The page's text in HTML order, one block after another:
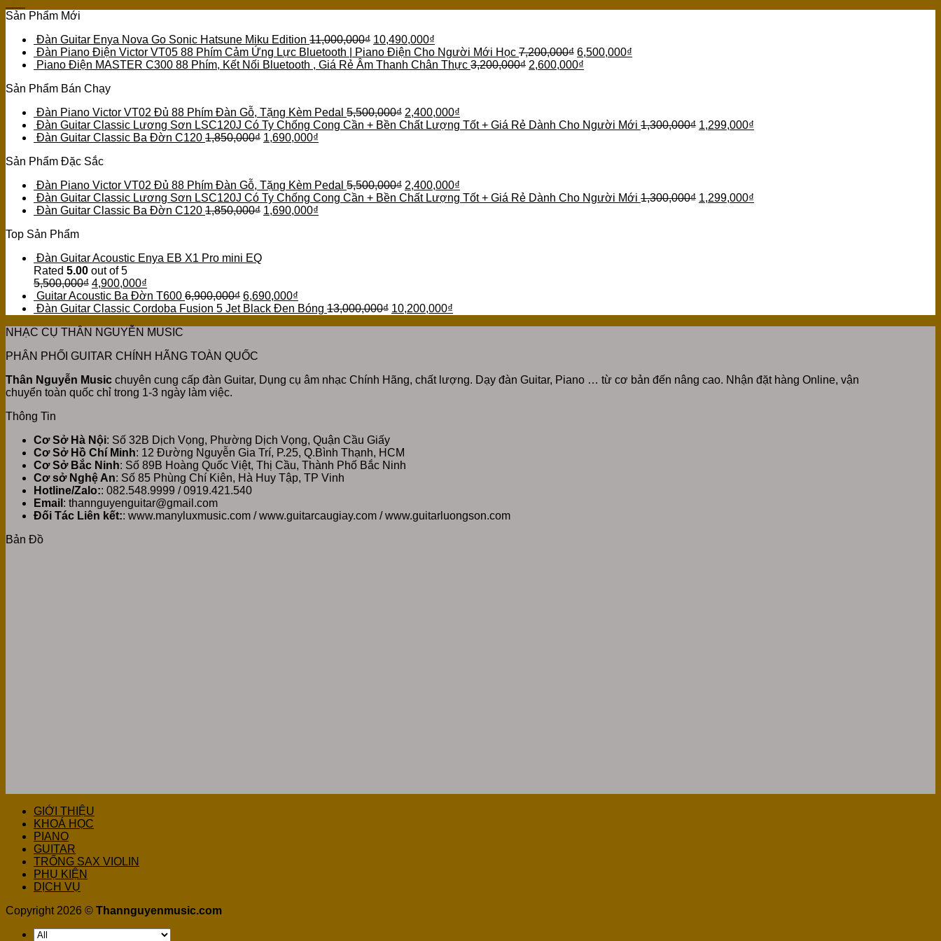
Sản Phẩm Mới
Đàn Guitar Enya Nova Go Sonic Hatsune Miku Edition 11,000,000₫ 10,490,000₫
Đàn Piano Điện Victor VT05 88 Phím Cảm Ứng Lực Bluetooth | Piano Điện Cho Người Mới Học 7,200,000₫ 6,500,000₫
Piano Điện MASTER C300 88 Phím, Kết Nối Bluetooth , Giá Rẻ Âm Thanh Chân Thực 3,200,000₫ 2,600,000₫
Sản Phẩm Bán Chạy
Đàn Piano Victor VT02 Đủ 88 Phím Đàn Gỗ, Tặng Kèm Pedal 5,500,000₫ 2,400,000₫
Đàn Guitar Classic Lương Sơn LSC120J Có Ty Chống Cong Cần + Bền Chất Lượng Tốt + Giá Rẻ Dành Cho Người Mới 1,300,000₫ 1,299,000₫
Đàn Guitar Classic Ba Đờn C120 1,850,000₫ 1,690,000₫
Sản Phẩm Đặc Sắc
Đàn Piano Victor VT02 Đủ 88 Phím Đàn Gỗ, Tặng Kèm Pedal 5,500,000₫ 2,400,000₫
Đàn Guitar Classic Lương Sơn LSC120J Có Ty Chống Cong Cần + Bền Chất Lượng Tốt + Giá Rẻ Dành Cho Người Mới 1,300,000₫ 1,299,000₫
Đàn Guitar Classic Ba Đờn C120 1,850,000₫ 1,690,000₫
Top Sản Phẩm
Đàn Guitar Acoustic Enya EB X1 Pro mini EQ
Rated 5.00 out of 5
5,500,000₫ 4,900,000₫
Guitar Acoustic Ba Đờn T600 6,900,000₫ 6,690,000₫
Đàn Guitar Classic Cordoba Fusion 5 Jet Black Đen Bóng 13,000,000₫ 10,200,000₫
NHẠC CỤ THÂN NGUYỄN MUSIC
PHÂN PHỐI GUITAR CHÍNH HÃNG TOÀN QUỐC
Thân Nguyễn Music chuyên cung cấp đàn Guitar, Dụng cụ âm nhạc Chính Hãng, chất lượng. Dạy đàn Guitar, Piano … từ cơ bản đến nâng cao. Nhận đặt hàng Online, vận
chuyển toàn quốc chỉ trong 1-3 ngày làm việc.
Thông Tin
Cơ Sở Hà Nội: Số 32B Dịch Vọng, Phường Dịch Vọng, Quận Cầu Giấy
Cơ Sở Hồ Chí Minh: 12 Đường Nguyễn Gia Trí, P.25, Q.Bình Thạnh, HCM
Cơ Sở Bắc Ninh: Số 89B Hoàng Quốc Việt, Thị Cầu, Thành Phố Bắc Ninh
Cơ sở Nghệ An: Số 85 Phùng Chí Kiên, Hà Huy Tập, TP Vinh
Hotline/Zalo:: 082.548.9999 / 0919.421.540
Email : thannguyenguitar@gmail.com
Đối Tác Liên kết:: www.manyluxmusic.com / www.guitarcaugiay.com / www.guitarluongson.com
Bản Đồ
GIỚI THIỆU
KHOÁ HỌC
PIANO
GUITAR
TRỐNG SAX VIOLIN
PHỤ KIỆN
DỊCH VỤ
Copyright 2026 © Thannguyenmusic.com